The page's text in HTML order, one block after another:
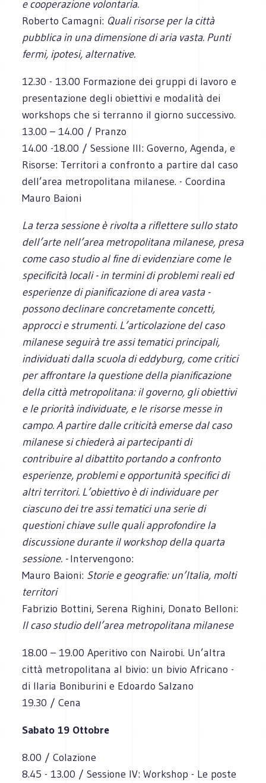
e cooperazione volontaria.
Roberto Camagni: Quali risorse per la città
pubblica in una dimensione di aria vasta. Punti
fermi, ipotesi, alternative.
12.30 - 13.00 Formazione dei gruppi di lavoro e
presentazione degli obiettivi e modalità dei
workshops che si terranno il giorno successivo.
13.00 – 14.00 / Pranzo
14.00 -18.00 / Sessione III: Governo, Agenda, e
Risorse: Territori a confronto a partire dal caso
dell’area metropolitana milanese. - Coordina
Mauro Baioni
La terza sessione è rivolta a riflettere sullo stato
dell’arte nell’area metropolitana milanese, presa
come caso studio al fine di evidenziare come le
specificità locali - in termini di problemi reali ed
esperienze di pianificazione di area vasta -
possono declinare concretamente concetti,
approcci e strumenti. L’articolazione del caso
milanese seguirà tre assi tematici principali,
individuati dalla scuola di eddyburg, come critici
per affrontare la questione della pianificazione
della città metropolitana: il governo, gli obiettivi
e le priorità individuate, e le risorse messe in
campo. A partire dalle criticità emerse dal caso
milanese si chiederà ai partecipanti di
contribuire al dibattito portando a confronto
esperienze, problemi e opportunità specifici di
altri territori. L’obiettivo è di individuare per
ciascuno dei tre assi tematici una serie di
questioni chiave sulle quali approfondire la
discussione durante il workshop della quarta
sessione. -Intervengono:
Mauro Baioni: Storie e geografie: un’Italia, molti
territori
Fabrizio Bottini, Serena Righini, Donato Belloni:
Il caso studio dell’area metropolitana milanese
18.00 – 19.00 Aperitivo con Nairobi. Un’altra
città metropolitana al bivio: un bivio Africano -
di Ilaria Boniburini e Edoardo Salzano
19.30 / Cena
Sabato 19 Ottobre
8.00 / Colazione
8.45 - 13.00 / Sessione IV: Workshop - Le poste